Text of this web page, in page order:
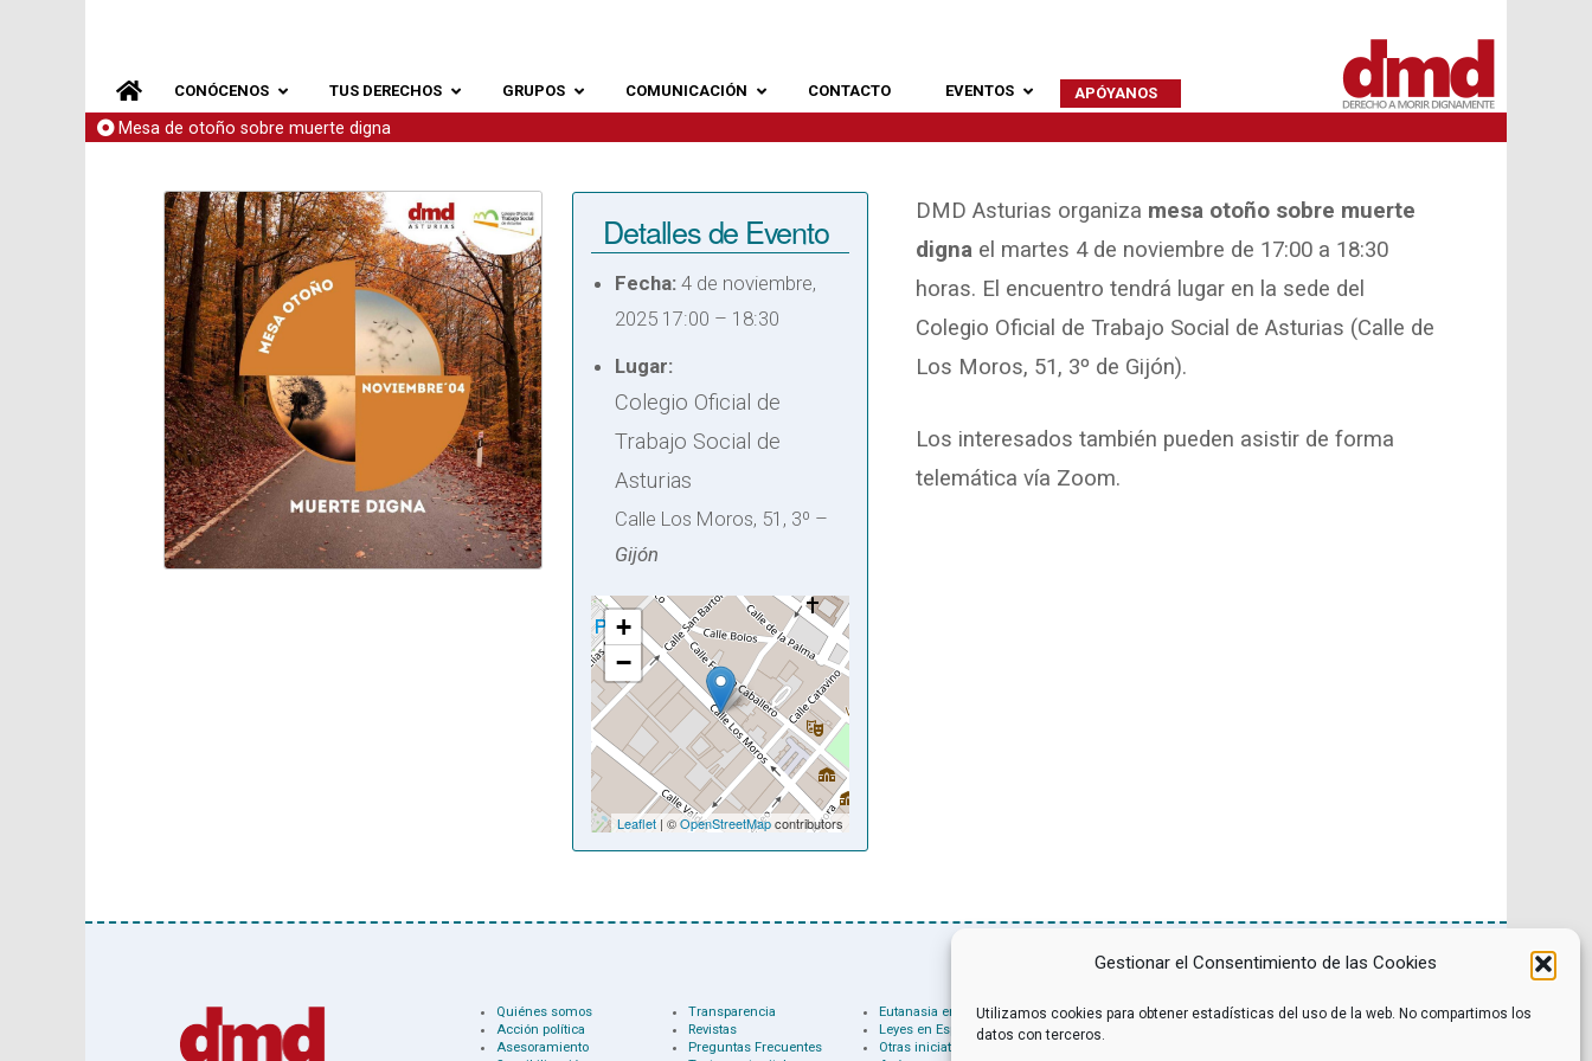
Gestionar el Consentimiento de las Cookies
Utilizamos cookies para obtener estadísticas del uso de la web. No compartimos los
datos con terceros.
CONÓCENOS TUS DERECHOS GRUPOS COMUNICACIÓN CONTACTO EVENTOS APÓYANOS
Mesa de otoño sobre muerte digna
Detalles de Evento
Fecha: 4 de noviembre,
2025 17:00 – 18:30
Lugar:
Colegio Oficial de
Trabajo Social de
Asturias
Calle Los Moros, 51, 3º –
Gijón
+
−
Leaflet | ©OpenStreetMapcontributors
DMD Asturias organiza mesa otoño sobre muerte
digna el martes 4 de noviembre de 17:00 a 18:30
horas. El encuentro tendrá lugar en la sede del
Colegio Oficial de Trabajo Social de Asturias (Calle de
Los Moros, 51, 3º de Gijón).
Los interesados también pueden asistir de forma
telemática vía Zoom.
Quiénes somos
Acción política
Asesoramiento
Transparencia
Revistas
Preguntas Frecuentes
Eutanasia en el mundo
Leyes en España
Otras iniciativas
Noticias
Internacional
Contacto